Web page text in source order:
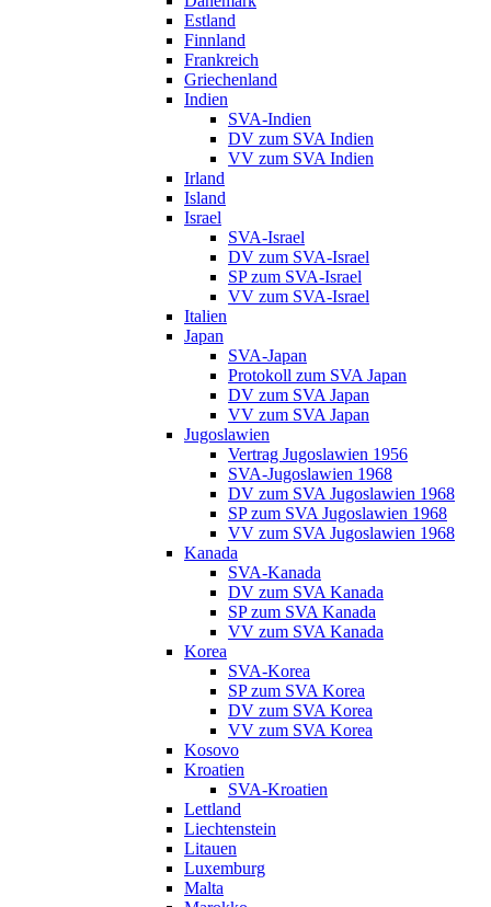
Estland
Finnland
Frankreich
Griechenland
Indien
SVA-Indien
DV zum SVA Indien
VV zum SVA Indien
Irland
Island
Israel
SVA-Israel
DV zum SVA-Israel
SP zum SVA-Israel
VV zum SVA-Israel
Italien
Japan
SVA-Japan
Protokoll zum SVA Japan
DV zum SVA Japan
VV zum SVA Japan
Jugoslawien
Vertrag Jugoslawien 1956
SVA-Jugoslawien 1968
DV zum SVA Jugoslawien 1968
SP zum SVA Jugoslawien 1968
VV zum SVA Jugoslawien 1968
Kanada
SVA-Kanada
DV zum SVA Kanada
SP zum SVA Kanada
VV zum SVA Kanada
Korea
SVA-Korea
SP zum SVA Korea
DV zum SVA Korea
VV zum SVA Korea
Kosovo
Kroatien
SVA-Kroatien
Lettland
Liechtenstein
Litauen
Luxemburg
Malta